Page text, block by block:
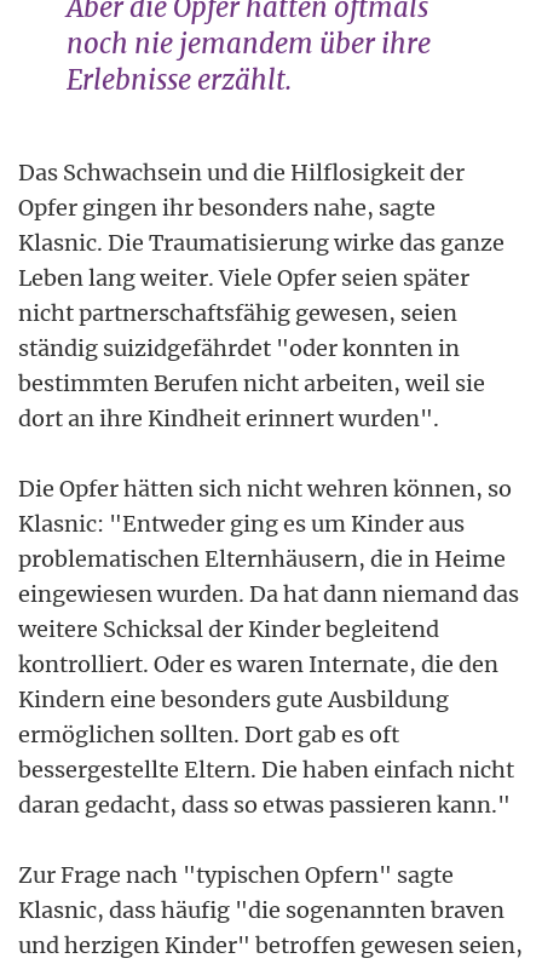
Aber die Opfer hatten oftmals
noch nie jemandem über ihre
Erlebnisse erzählt.
Das Schwachsein und die Hilflosigkeit der
Opfer gingen ihr besonders nahe, sagte
Klasnic. Die Traumatisierung wirke das ganze
Leben lang weiter. Viele Opfer seien später
nicht partnerschaftsfähig gewesen, seien
ständig suizidgefährdet "oder konnten in
bestimmten Berufen nicht arbeiten, weil sie
dort an ihre Kindheit erinnert wurden".
Die Opfer hätten sich nicht wehren können, so
Klasnic: "Entweder ging es um Kinder aus
problematischen Elternhäusern, die in Heime
eingewiesen wurden. Da hat dann niemand das
weitere Schicksal der Kinder begleitend
kontrolliert. Oder es waren Internate, die den
Kindern eine besonders gute Ausbildung
ermöglichen sollten. Dort gab es oft
bessergestellte Eltern. Die haben einfach nicht
daran gedacht, dass so etwas passieren kann."
Zur Frage nach "typischen Opfern" sagte
Klasnic, dass häufig "die sogenannten braven
und herzigen Kinder" betroffen gewesen seien,